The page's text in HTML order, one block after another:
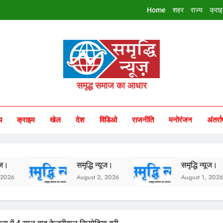
Home शहर राज्य
Samachar
समृद्ध समाज का आधार
क्राइम खेल देश विडिओ राजनीति मनोरंजन
समृद्धि न्यूज।
August 2, 2026
समृद्धि न्यूज।
August 1, 2026